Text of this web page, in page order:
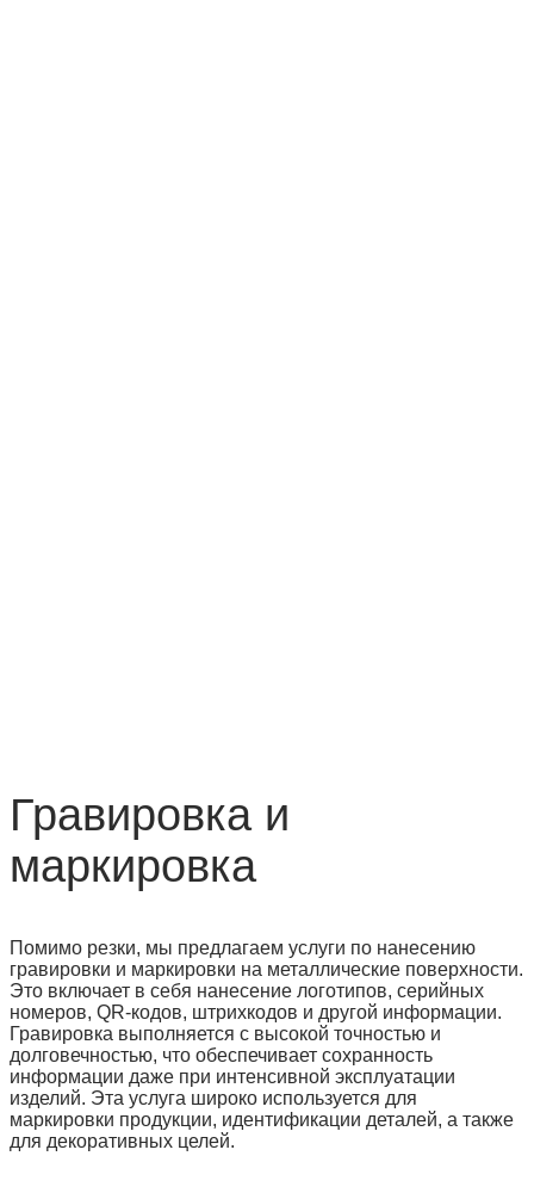
Гравировка и
маркировка
Помимо резки, мы предлагаем услуги по нанесению
гравировки и маркировки на металлические поверхности.
Это включает в себя нанесение логотипов, серийных
номеров, QR-кодов, штрихкодов и другой информации.
Гравировка выполняется с высокой точностью и
долговечностью, что обеспечивает сохранность
информации даже при интенсивной эксплуатации
изделий. Эта услуга широко используется для
маркировки продукции, идентификации деталей, а также
для декоративных целей.